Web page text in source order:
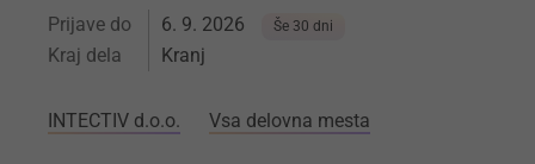
Prijave do 6. 9. 2026 Še 30 dni
Kraj dela Kranj
INTECTIV d.o.o. Vsa delovna mesta